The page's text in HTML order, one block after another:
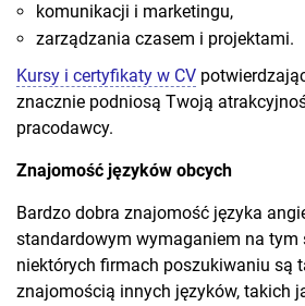
komunikacji i marketingu,
zarządzania czasem i projektami.
Kursy i certyfikaty w CV
znacznie podniosą Twoją
pracodawcy.
Znajomość języków obcych
Bardzo dobra znajomość języka
standardowym wymaganiem na tym
niektórych firmach poszukiwaniu są
znajomością innych języków, takich